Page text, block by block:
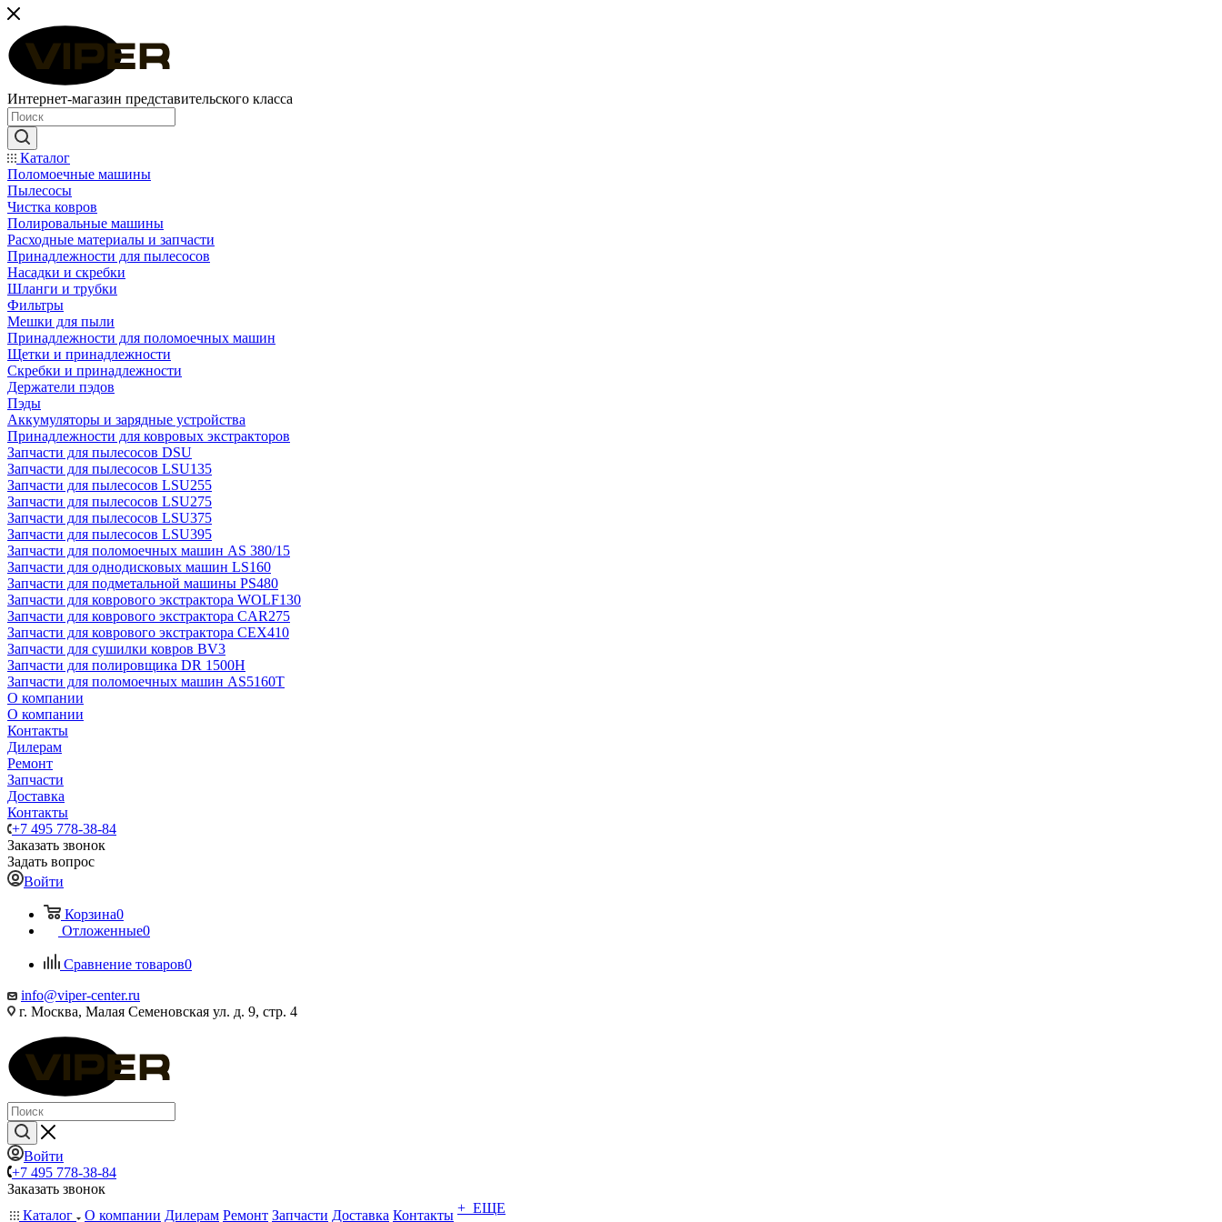
Интернет-магазин представительского класса
Каталог
Поломоечные машины
Пылесосы
Чистка ковров
Полировальные машины
Расходные материалы и запчасти
Принадлежности для пылесосов
Насадки и скребки
Шланги и трубки
Фильтры
Мешки для пыли
Принадлежности для поломоечных машин
Щетки и принадлежности
Скребки и принадлежности
Держатели пэдов
Пэды
Аккумуляторы и зарядные устройства
Принадлежности для ковровых экстракторов
Запчасти для пылесосов DSU
Запчасти для пылесосов LSU135
Запчасти для пылесосов LSU255
Запчасти для пылесосов LSU275
Запчасти для пылесосов LSU375
Запчасти для пылесосов LSU395
Запчасти для поломоечных машин AS 380/15
Запчасти для однодисковых машин LS160
Запчасти для подметальной машины PS480
Запчасти для коврового экстрактора WOLF130
Запчасти для коврового экстрактора CAR275
Запчасти для коврового экстрактора CEX410
Запчасти для сушилки ковров BV3
Запчасти для полировщика DR 1500H
Запчасти для поломоечных машин AS5160T
О компании
О компании
Контакты
Дилерам
Ремонт
Запчасти
Доставка
Контакты
+7 495 778-38-84
Заказать звонок
Задать вопрос
Войти
Корзина0
Отложенные0
Сравнение товаров0
info@viper-center.ru
г. Москва, Малая Семеновская ул. д. 9, стр. 4
Войти
+7 495 778-38-84
Заказать звонок
Каталог
О компании Дилерам Ремонт Запчасти Доставка Контакты + ЕЩЕ